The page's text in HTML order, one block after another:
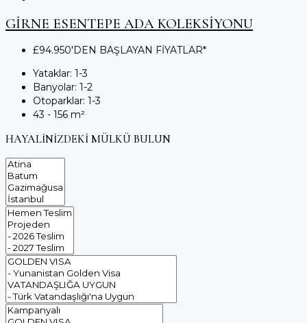
GİRNE ESENTEPE ADA KOLEKSİYONU
£94.950'DEN BAŞLAYAN FİYATLAR*
Yataklar: 1-3
Banyolar: 1-2
Otoparklar: 1-3
43 - 156 m²
HAYALİNİZDEKİ MÜLKÜ BULUN